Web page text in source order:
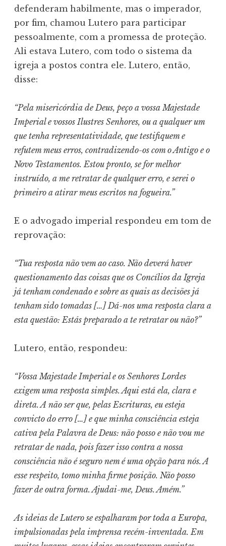
defenderam habilmente, mas o imperador,
por fim, chamou Lutero para participar
pessoalmente, com a promessa de proteção.
Ali estava Lutero, com todo o sistema da
igreja a postos contra ele. Lutero, então,
disse:
“Pela misericórdia de Deus, peço a vossa Majestade
Imperial e vossos Ilustres Senhores, ou a qualquer um
que tenha representatividade, que testifiquem e
refutem meus erros, contradizendo-os com o Antigo e o
Novo Testamentos. Estou pronto, se for melhor
instruído, a me retratar de qualquer erro, e serei o
primeiro a atirar meus escritos na fogueira.”
E o advogado imperial respondeu em tom de
reprovação:
“Tua resposta não vem ao caso. Não deverá haver
questionamento das coisas que os Concílios da Igreja
já tenham condenado e sobre as quais as decisões já
tenham sido tomadas […] Dá-nos uma resposta clara a
esta questão: Estás preparado a te retratar ou não?”
Lutero, então, respondeu:
“Vossa Majestade Imperial e os Senhores Lordes
exigem uma resposta simples. Aqui está ela, clara e
direta. A não ser que, pelas Escrituras, eu esteja
convicto do erro […] e que minha consciência esteja
cativa pela Palavra de Deus: não posso e não vou me
retratar de nada, pois fazer isso contra a nossa
consciência não é seguro nem é uma opção para nós. A
esse respeito, tomo minha firme posição. Não posso
fazer de outra forma. Ajudai-me, Deus. Amém.”
As ideias de Lutero se espalharam por toda a Europa,
impulsionadas pela imprensa recém-inventada. Em